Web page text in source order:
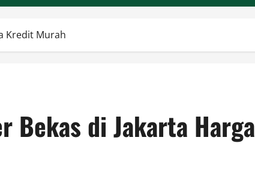
Kredit Murah
Bekas di Jakarta Harga